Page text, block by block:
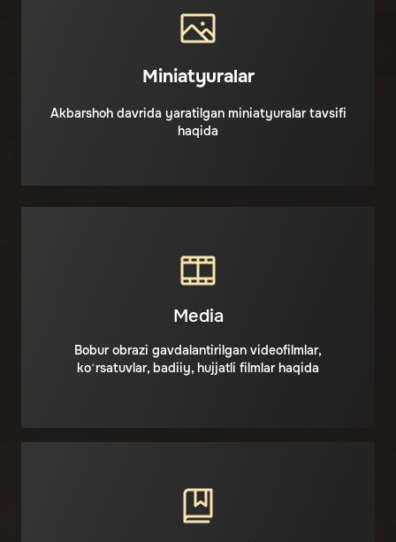
Miniatyuralar
Akbarshoh davrida yaratilgan miniatyuralar tavsifi
haqida
Media
Bobur obrazi gavdalantirilgan videofilmlar,
ko‘rsatuvlar, badiiy, hujjatli filmlar haqida